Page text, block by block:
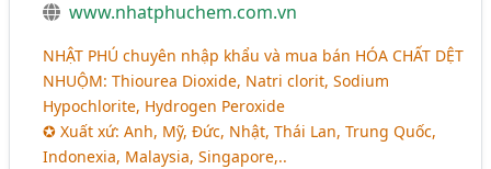
www.nhatphuchem.com.vn
NHẬT PHÚ chuyên nhập khẩu và mua bán HÓA CHẤT DỆT
NHUỘM: Thiourea Dioxide, Natri clorit, Sodium
Hypochlorite, Hydrogen Peroxide
✪ Xuất xứ: Anh, Mỹ, Đức, Nhật, Thái Lan, Trung Quốc,
Indonexia, Malaysia, Singapore,..